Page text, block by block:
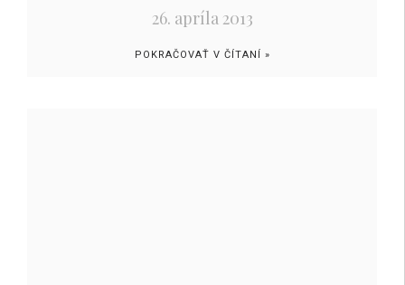
26. apríla 2013
POKRAČOVAŤ V ČÍTANÍ »